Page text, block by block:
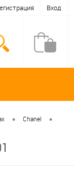
Вход
• Chanel •